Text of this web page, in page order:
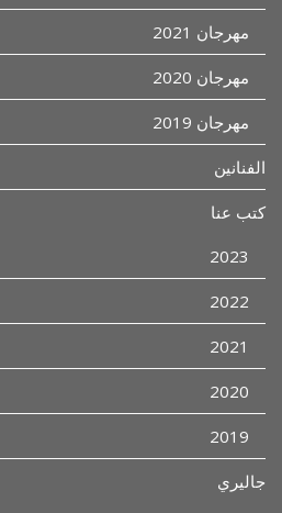
مهرجان 2021
مهرجان 2020
مهرجان 2019
الفنانين
كتب عنا
2023
2022
2021
2020
2019
جاليري